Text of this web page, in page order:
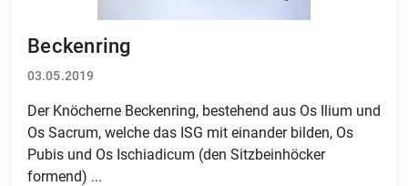
Beckenring
03.05.2019
Der Knöcherne Beckenring, bestehend aus Os Ilium und
Os Sacrum, welche das ISG mit einander bilden, Os
Pubis und Os Ischiadicum (den Sitzbeinhöcker
formend) ...